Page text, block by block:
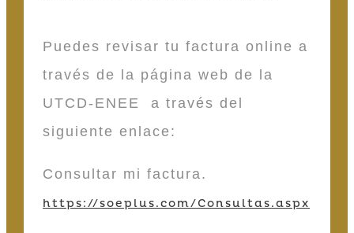
Puedes revisar tu factura online a
través de la página web de la
UTCD-ENEE a través del
siguiente enlace:
Consultar mi factura.
https://soeplus.com/Consultas.aspx